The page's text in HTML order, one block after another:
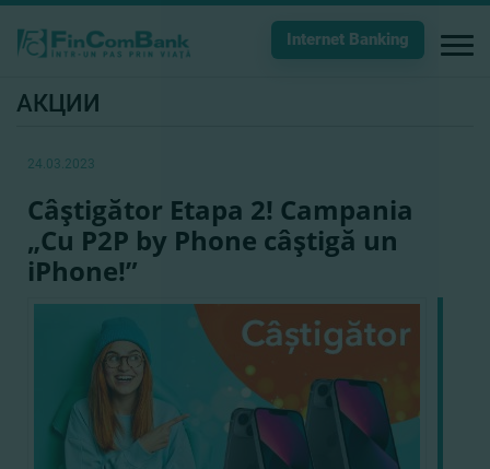
Internet Banking
АКЦИИ
24.03.2023
Câştigător Etapa 2! Campania
„Cu P2P by Phone câştigă un
iPhone!”